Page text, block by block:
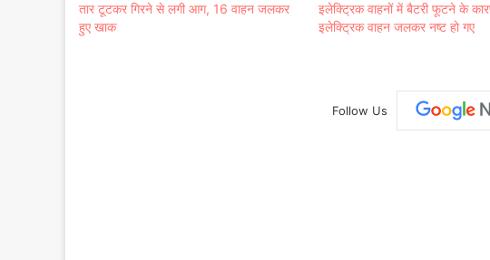
तार टूटकर गिरने से लगी आग, 16 वाहन जलकर
हुए खाक
इलेक्ट्रिक वाहनों में बैटरी फूटने के
इलेक्ट्रिक वाहन जलकर नष्ट हो गए
Follow Us